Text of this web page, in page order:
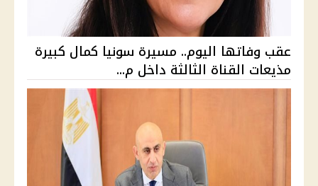
عقب وفاتها اليوم.. مسيرة سونيا كمال كبيرة
مذيعات القناة الثالثة داخل م...